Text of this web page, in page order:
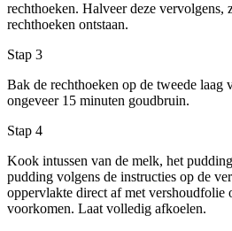
rechthoeken. Halveer deze vervolgens,
rechthoeken ontstaan.
Stap 3
Bak de rechthoeken op de tweede laag
ongeveer 15 minuten goudbruin.
Stap 4
Kook intussen van de melk, het
pudding volgens de instructies op de
oppervlakte direct af met vershoudfolie
voorkomen. Laat volledig afkoelen.